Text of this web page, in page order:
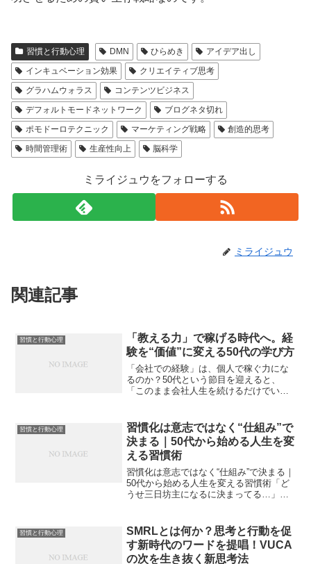
習慣と行動心理 DMN ひらめき
アイデア出し
インキュベーション効果
クリエイティブ思考
グラハムウォラス
コンテンツビジネス
デフォルトモードネットワーク
ブログネタ切れ
ポモドーロテクニック
マーケティング戦略
創造的思考
時間管理術
生産性向上 脳科学
ミライジュウをフォローする
ミライジュウ
関連記事
習慣と行動心理
「教える力」で稼げる時代へ。経
験を“価値”に変える50代の学び方
「会社での経験」は、個人で稼ぐ力にな
るのか？50代という節目を迎えると、
「このまま会社人生を続けるだけでいい
り経験してきた。人並み以上に部下を育
て、業務もマネジメントし...
習慣と行動心理
習慣化は意志ではなく“仕組み”で
決まる｜50代から始める人生を変
える習慣術
習慣化は意志ではなく“仕組み”で決まる｜
50代から始める人生を変える習慣術「ど
うせ三日坊主になるに決まってる…」そ
かない。忙しさに追われて、気づけば何
も変わらないまま毎...
習慣と行動心理
SMRLとは何か？思考と行動を促
す新時代のワードを提唱！VUCA
の次を生き抜く新思考法